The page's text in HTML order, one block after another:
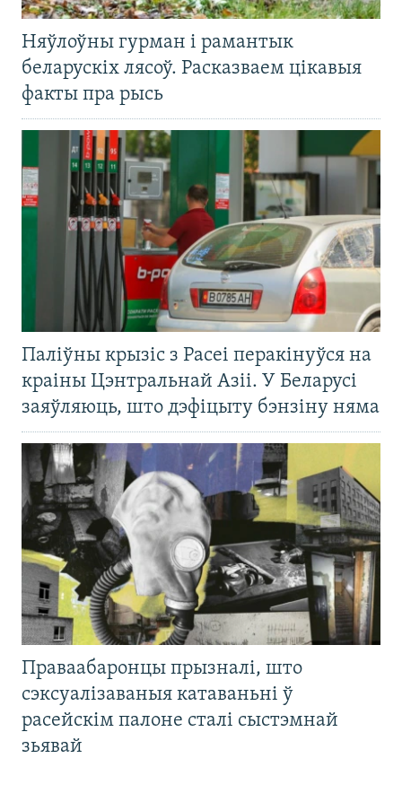
Няўлоўны гурман і рамантык
беларускіх лясоў. Расказваем цікавыя
факты пра рысь
Паліўны крызіс з Расеі перакінуўся на
краіны Цэнтральнай Азіі. У Беларусі
заяўляюць, што дэфіцыту бэнзіну няма
Праваабаронцы прызналі, што
сэксуалізаваныя катаваньні ў
расейскім палоне сталі сыстэмнай
зьявай